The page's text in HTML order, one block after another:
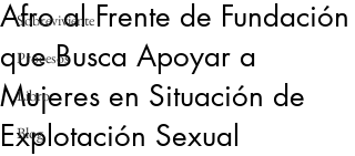
Sobreviviente
Procesos
Libro
Blog
Afro al Frente de Fundación
que Busca Apoyar a
Mujeres en Situación de
Explotación Sexual